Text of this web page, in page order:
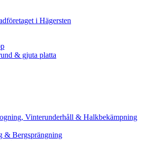
i Hägersten
& gjuta platta
Vinterunderhåll & Halkbekämpning
& Bergsprängning